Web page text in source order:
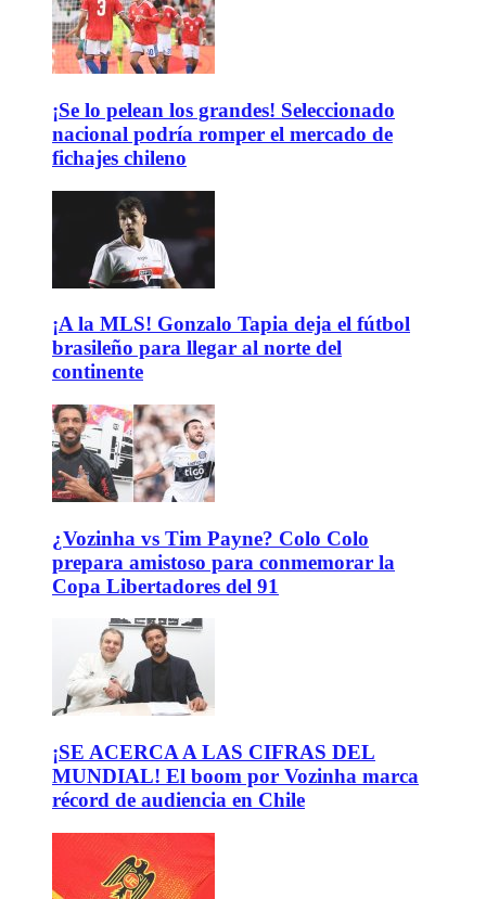
¡Se lo pelean los grandes! Seleccionado
nacional podría romper el mercado de
fichajes chileno
¡A la MLS! Gonzalo Tapia deja el fútbol
brasileño para llegar al norte del
continente
¿Vozinha vs Tim Payne? Colo Colo
prepara amistoso para conmemorar la
Copa Libertadores del 91
¡SE ACERCA A LAS CIFRAS DEL
MUNDIAL! El boom por Vozinha marca
récord de audiencia en Chile